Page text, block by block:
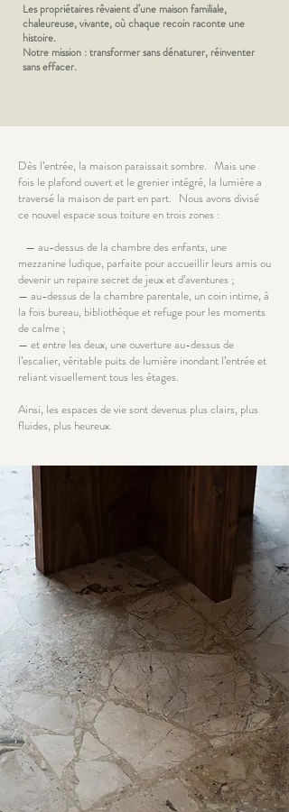
Les propriétaires rêvaient d’une maison familiale,
chaleureuse, vivante, où chaque recoin raconte une
histoire.
Notre mission : transformer sans dénaturer, réinventer
sans effacer.
Dès l’entrée, la maison paraissait sombre. Mais une
fois le plafond ouvert et le grenier intégré, la lumière a
traversé la maison de part en part. Nous avons divisé
ce nouvel espace sous toiture en trois zones :
— au-dessus de la chambre des enfants, une
mezzanine ludique, parfaite pour accueillir leurs amis ou
devenir un repaire secret de jeux et d’aventures ;
— au-dessus de la chambre parentale, un coin intime, à
la fois bureau, bibliothèque et refuge pour les moments
de calme ;
— et entre les deux, une ouverture au-dessus de
l’escalier, véritable puits de lumière inondant l’entrée et
reliant visuellement tous les étages.
Ainsi, les espaces de vie sont devenus plus clairs, plus
fluides, plus heureux.